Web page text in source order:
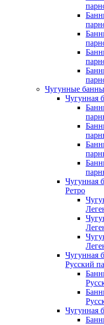
Чугунные
Чугунная
Чугунная
Ретро
Чугунная
Русский
Чугунная